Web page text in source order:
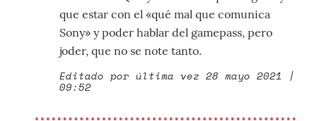
que estar con el «qué mal que comunica
Sony» y poder hablar del gamepass, pero
joder, que no se note tanto.
Editado por última vez 28 mayo 2021 |
09:52